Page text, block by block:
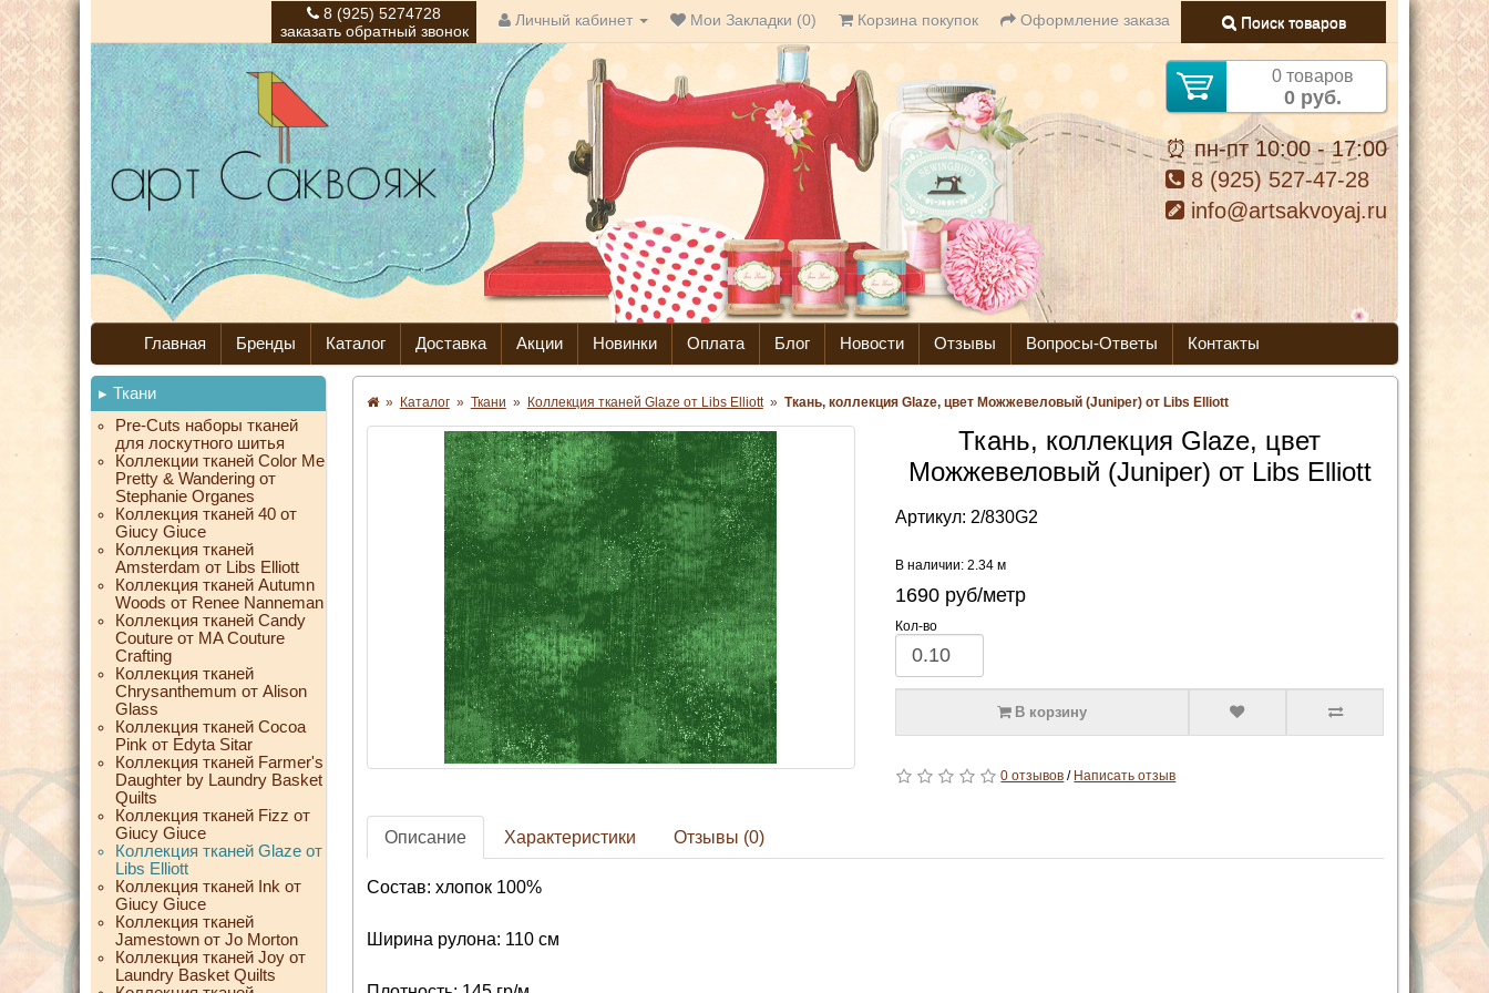
8 (925) 5274728
заказать обратный звонок
Личный кабинет Мои Закладки (0) Корзина покупок Оформление заказа Поиск товаров
0 товаров
0 руб.
⏰ пн-пт 10:00 - 17:00
8 (925) 527-47-28
info@artsakvoyaj.ru
Главная Бренды Каталог Доставка Акции Новинки Оплата Блог Новости Отзывы Вопросы-Ответы Контакты
Ткани
Pre-Cuts наборы тканей
для лоскутного шитья
Коллекции тканей Color Me
Pretty & Wandering от
Stephanie Organes
Коллекция тканей 40 от
Giucy Giuce
Коллекция тканей
Amsterdam от Libs Elliott
Коллекция тканей Autumn
Woods от Renee Nanneman
Коллекция тканей Candy
Couture от MA Couture
Crafting
Коллекция тканей
Chrysanthemum от Alison
Glass
Коллекция тканей Cocoa
Pink от Edyta Sitar
Коллекция тканей Farmer's
Daughter by Laundry Basket
Quilts
Коллекция тканей Fizz от
Giucy Giuce
Коллекция тканей Glaze от
Libs Elliott
Коллекция тканей Ink от
Giucy Giuce
Коллекция тканей
Jamestown от Jo Morton
Коллекция тканей Joy от
Laundry Basket Quilts
» Каталог » Ткани » Коллекция тканей Glaze от Libs Elliott » Ткань, коллекция Glaze, цвет Можжевеловый (Juniper) от Libs Elliott
Ткань, коллекция Glaze, цвет
Можжевеловый (Juniper) от Libs Elliott
Артикул: 2/830G2
В наличии: 2.34 м
1690 руб/метр
Кол-во
В корзину
0 отзывов / Написать отзыв
Описание Характеристики Отзывы (0)
Состав: хлопок 100%
Ширина рулона: 110 см